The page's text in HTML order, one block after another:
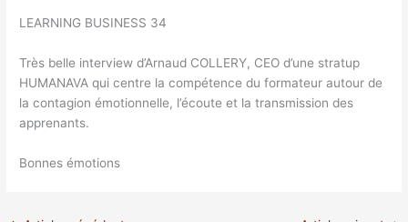
LEARNING BUSINESS 34
Très belle interview d’Arnaud COLLERY, CEO d’une stratup
HUMANAVA qui centre la compétence du formateur autour de
la contagion émotionnelle, l’écoute et la transmission des
apprenants.
Bonnes émotions